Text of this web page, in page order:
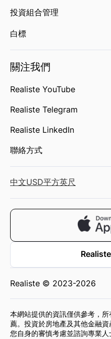
投資組合管理
白標
關注我們
Realiste YouTube
Realiste Telegram
Realiste LinkedIn
聯絡方式
中文USD平方英尺
Realiste © 2023-2026
本網站提供的資訊僅供參考，
薦。投資於房地產及其他金融
您自身的審慎考慮並諮詢專業人